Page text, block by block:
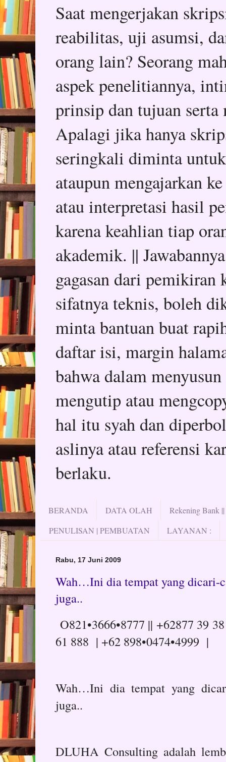
Saat mengerjakan
reabilitas, uji asumsi,
orang lain? Seorang
aspek penelitiannya,
prinsip dan tujuan
Apalagi jika hanya
seringkali diminta
ataupun mengajarkan
atau interpretasi hasil
karena keahlian tiap
akademik. ||
gagasan dari
sifatnya teknis, boleh
minta bantuan buat
daftar isi, margin
bahwa dalam
mengutip atau
hal itu syah dan
aslinya atau referensi
berlaku.
BERANDA DATA OLAH
Rekening Bank
PENULISAN | PEMBUATAN
LAYANAN :
Rabu, 17 Juni 2009
Wah…Ini dia tempat yang dicari-
juga..
O821•3666•8777 || +62877 39
61 888 | +62 898•0474•4999 |
Wah…Ini dia tempat yang
juga..
DLUHA Consulting adalah